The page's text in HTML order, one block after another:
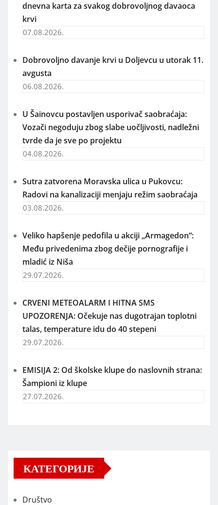
dnevna karta za svakog dobrovoljnog davaoca
krvi
07.08.2026.
Dobrovoljno davanje krvi u Doljevcu u utorak 11.
avgusta
06.08.2026.
U Šainovcu postavljen usporivač saobraćaja:
Vozači negoduju zbog slabe uočljivosti, nadležni
tvrde da je sve po projektu
04.08.2026.
Sutra zatvorena Moravska ulica u Pukovcu:
Radovi na kanalizaciji menjaju režim saobraćaja
03.08.2026.
Veliko hapšenje pedofila u akciji „Armagedon“:
Među privedenima zbog dečije pornografije i
mladić iz Niša
29.07.2026.
CRVENI METEOALARM I HITNA SMS
UPOZORENJA: Očekuje nas dugotrajan toplotni
talas, temperature idu do 40 stepeni
29.07.2026.
EMISIJA 2: Od školske klupe do naslovnih strana:
Šampioni iz klupe
27.07.2026.
КАТЕГОРИЈЕ
Društvo